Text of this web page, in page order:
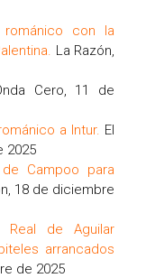
con la
. La Razón,
Cero, 11 de
a Intur. El
2025
Campoo para
18 de diciembre
Real de Aguilar
arrancados
de 2025